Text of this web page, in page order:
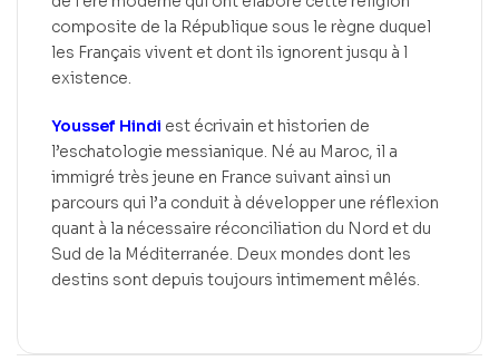
composite de la République sous le règne duquel
les Français vivent et dont ils ignorent jusqu à l
existence.
Youssef Hindi est écrivain et historien de
l’eschatologie messianique. Né au Maroc, il a
immigré très jeune en France suivant ainsi un
parcours qui l’a conduit à développer une réflexion
quant à la nécessaire réconciliation du Nord et du
Sud de la Méditerranée. Deux mondes dont les
destins sont depuis toujours intimement mêlés.